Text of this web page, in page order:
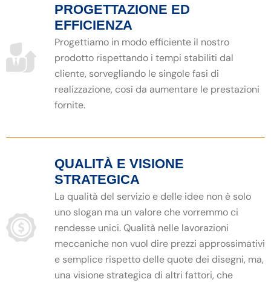
PROGETTAZIONE ED
EFFICIENZA
Progettiamo in modo efficiente il nostro
prodotto rispettando i tempi stabiliti dal
cliente, sorvegliando le singole fasi di
realizzazione, così da aumentare le prestazioni
fornite.
QUALITÀ E VISIONE
STRATEGICA
La qualità del servizio e delle idee non è solo
uno slogan ma un valore che vorremmo ci
rendesse unici. Qualità nelle lavorazioni
meccaniche non vuol dire prezzi approssimativi
e semplice rispetto delle quote dei disegni, ma,
una visione strategica di altri fattori, che